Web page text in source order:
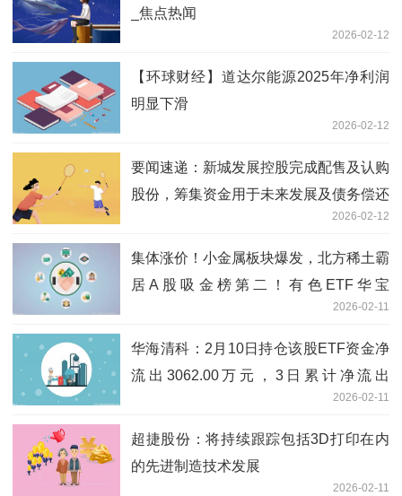
_焦点热闻
2026-02-12
【环球财经】道达尔能源2025年净利润
明显下滑
2026-02-12
要闻速递：新城发展控股完成配售及认购
股份，筹集资金用于未来发展及债务偿还
2026-02-12
集体涨价！小金属板块爆发，北方稀土霸
居A股吸金榜第二！有色ETF华宝
2026-02-11
华海清科：2月10日持仓该股ETF资金净
流出3062.00万元，3日累计净流出
2026-02-11
超捷股份：将持续跟踪包括3D打印在内
的先进制造技术发展
2026-02-11